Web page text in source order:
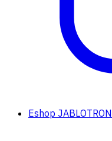
Eshop JABLOTRON